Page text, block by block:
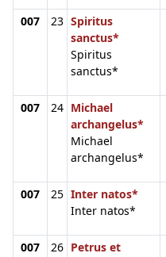
007 23 Spiritus
sanctus*
Spiritus
sanctus*
007 24 Michael
archangelus*
Michael
archangelus*
007 25 Inter natos*
Inter natos*
007 26 Petrus et